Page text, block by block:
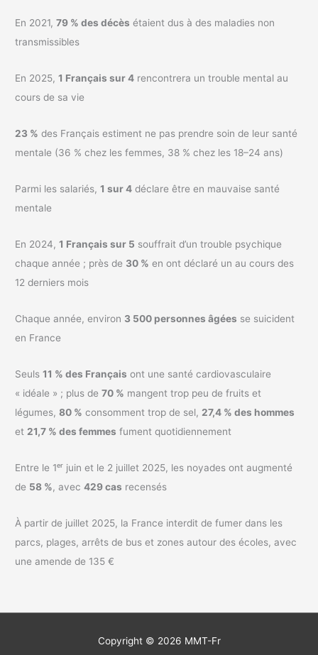
En 2021,79 % des décès étaient dus à des maladies non
transmissibles
En 2025,1 Français sur 4 rencontrera un trouble mental au
cours de sa vie
23 % des Français estiment ne pas prendre soin de leur santé
mentale (36 % chez les femmes, 38 % chez les 18–24 ans)
Parmi les salariés,1 sur 4 déclare être en mauvaise santé
mentale
En 2024,1 Français sur 5 souffrait d’un trouble psychique
chaque année ; près de 30 % en ont déclaré un au cours des
12 derniers mois
Chaque année, environ 3 500 personnes âgées se suicident
en France
Seuls11 % des Français ont une santé cardiovasculaire
« idéale » ; plus de70 % mangent trop peu de fruits et
légumes,80 % consomment trop de sel, 27,4 % des hommes
et 21,7 % des femmes fument quotidiennement
Entre le 1ᵉʳ juin et le 2 juillet 2025, les noyades ont augmenté
de 58 %, avec429 cas recensés
À partir de juillet 2025, la France interdit de fumer dans les
parcs, plages, arrêts de bus et zones autour des écoles, avec
une amende de 135 €
Copyright © 2026 MMT-Fr